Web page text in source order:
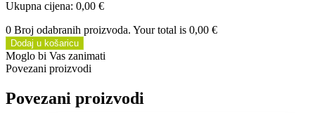
Ukupna cijena: 0,00 €
0 Broj odabranih proizvoda. Your total is 0,00 €
Dodaj u košaricu
Moglo bi Vas zanimati
Povezani proizvodi
Povezani proizvodi